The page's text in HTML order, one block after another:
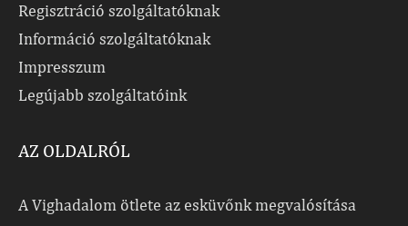
Regisztráció szolgáltatóknak
Információ szolgáltatóknak
Impresszum
Legújabb szolgáltatóink
AZ OLDALRÓL
A Vighadalom ötlete az esküvőnk megvalósítása